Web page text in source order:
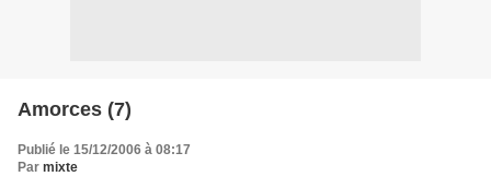
Amorces (7)
Publié le 15/12/2006 à 08:17
Par mixte